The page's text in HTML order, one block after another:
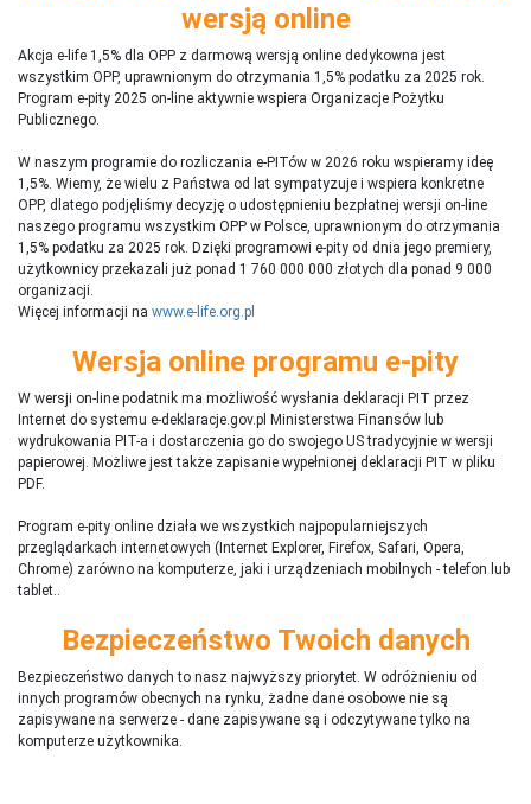
wersją online
Akcja e-life 1,5% dla OPP z darmową wersją online dedykowna jest
wszystkim OPP, uprawnionym do otrzymania 1,5% podatku za 2025 rok.
Program e-pity 2025 on-line aktywnie wspiera Organizacje Pożytku
Publicznego.
W naszym programie do rozliczania e-PITów w 2026 roku wspieramy ideę
1,5%. Wiemy, że wielu z Państwa od lat sympatyzuje i wspiera konkretne
OPP, dlatego podjęliśmy decyzję o udostępnieniu bezpłatnej wersji on-line
naszego programu wszystkim OPP w Polsce, uprawnionym do otrzymania
1,5% podatku za 2025 rok. Dzięki programowi e-pity od dnia jego premiery,
użytkownicy przekazali już ponad 1 760 000 000 złotych dla ponad 9 000
organizacji.
Więcej informacji na www.e-life.org.pl
Wersja online programu e-pity
W wersji on-line podatnik ma możliwość wysłania deklaracji PIT przez
Internet do systemu e-deklaracje.gov.pl Ministerstwa Finansów lub
wydrukowania PIT-a i dostarczenia go do swojego US tradycyjnie w wersji
papierowej. Możliwe jest także zapisanie wypełnionej deklaracji PIT w pliku
PDF.
Program e-pity online działa we wszystkich najpopularniejszych
przeglądarkach internetowych (Internet Explorer, Firefox, Safari, Opera,
Chrome) zarówno na komputerze, jaki i urządzeniach mobilnych - telefon lub
tablet..
Bezpieczeństwo Twoich danych
Bezpieczeństwo danych to nasz najwyższy priorytet. W odróżnieniu od
innych programów obecnych na rynku, żadne dane osobowe nie są
zapisywane na serwerze - dane zapisywane są i odczytywane tylko na
komputerze użytkownika.